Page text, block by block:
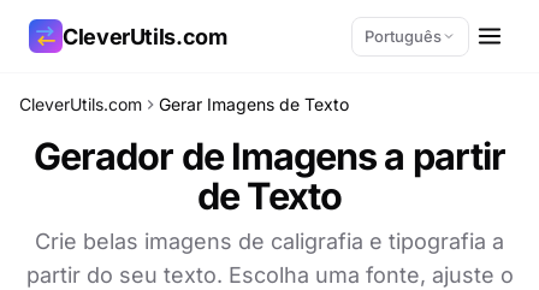
CleverUtils.com Português
CleverUtils.com Gerar Imagens de Texto
Gerador de Imagens a partir
de Texto
Crie belas imagens de caligrafia e tipografia a
partir do seu texto. Escolha uma fonte, ajuste o
Copiar link